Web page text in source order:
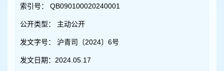
索引号： QB090100020240001
公开类型： 主动公开
发文字号： 沪青司〔2024〕6号
发文日期： 2024.05.17